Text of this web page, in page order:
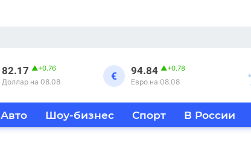
82.17 ▲+0.76
Доллар на 08.08 € 94.84 ▲+0.78
Евро на 08.08
Авто Шоу-бизнес Спорт В России